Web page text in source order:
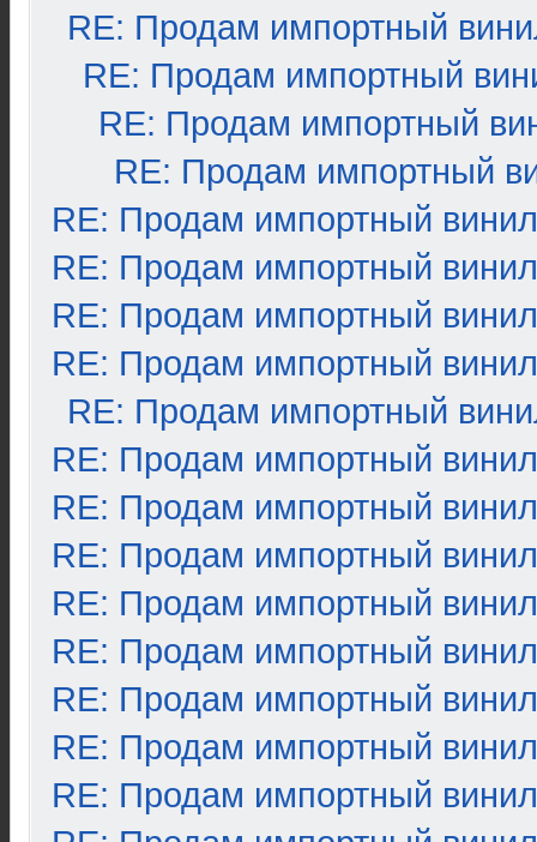
RE: Продам импортный
RE: Продам импортный
RE: Продам импортный
RE: Продам импортный
RE: Продам импортный винил
RE: Продам импортный винил
RE: Продам импортный винил
RE: Продам импортный винил
RE: Продам импортный
RE: Продам импортный винил
RE: Продам импортный винил
RE: Продам импортный винил
RE: Продам импортный винил
RE: Продам импортный винил
RE: Продам импортный винил
RE: Продам импортный винил
RE: Продам импортный винил